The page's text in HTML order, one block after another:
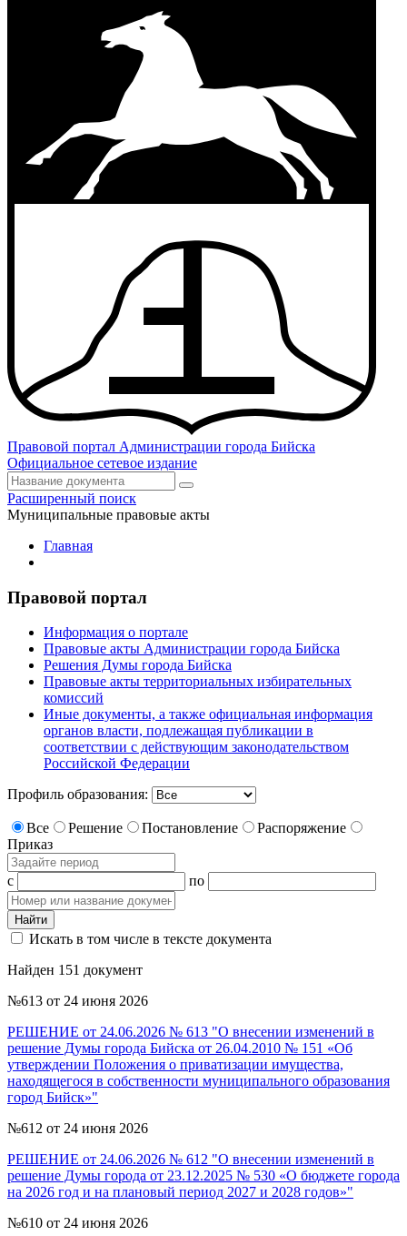
Правовой портал Администрации города Бийска
Официальное сетевое издание
Расширенный поиск
Муниципальные правовые акты
Главная
Правовой портал
Информация о портале
Правовые акты Администрации города Бийска
Решения Думы города Бийска
Правовые акты территориальных избирательных
комиссий
Иные документы, а также официальная информация
органов власти, подлежащая публикации в
соответствии с действующим законодательством
Российской Федерации
Профиль образования:
Все Решение Постановление
Распоряжение
Приказ
c по
Найти
Искать в том числе в тексте документа
Найден 151 документ
№613 от 24 июня 2026
РЕШЕНИЕ от 24.06.2026 № 613 "О внесении изменений в
решение Думы города Бийска от 26.04.2010 № 151 «Об
утверждении Положения о приватизации имущества,
находящегося в собственности муниципального образования
город Бийск»"
№612 от 24 июня 2026
РЕШЕНИЕ от 24.06.2026 № 612 "О внесении изменений в
решение Думы города от 23.12.2025 № 530 «О бюджете города
на 2026 год и на плановый период 2027 и 2028 годов»"
№610 от 24 июня 2026